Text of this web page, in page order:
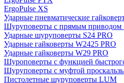
ErgoPulse XS
Ударные пневматические
Шуруповерты с прямым приводом
Ударные шуруповерты S24 PRO
Ударные гайковерты W2425 PRO
Ударные гайковерты W29 PRO
Шуроповерты с функцией
Шуруповерты с муфтой
Пистолетные шуруповерты LUM